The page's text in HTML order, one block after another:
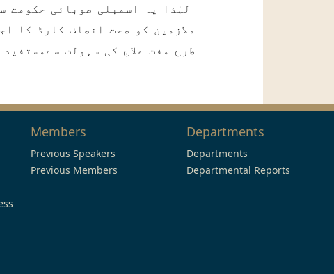
لہٰذا یہ اسمبلی صوبائی حکومت
ملازمین کو صحت انصاف کارڈ کا
طرح مفت علاج کی سہولت سےمستفید
Members
Previous Speakers
Previous Members
Departments
Departments
Departmental Reports